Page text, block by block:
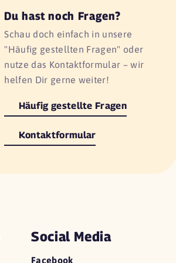
Du hast noch Fragen?
Schau doch einfach in unsere
"Häufig gestellten Fragen" oder
nutze das Kontaktformular – wir
helfen Dir gerne weiter!
Häufig gestellte Fragen
Kontaktformular
Social Media
Facebook